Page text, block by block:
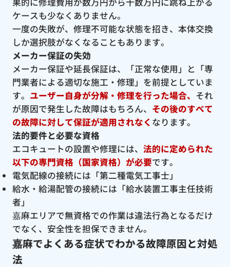
ケースも少なくありません。
一度の失敗が、修理不可能な状態を招き、本体交換
しか選択肢がなくなることもあります。
メーカー保証の失効
メーカー保証や延長保証は、「正常な使用」と「専
門業者による適切な施工・修理」を前提としていま
す。 ユーザー自身が分解・修理を行った場合、 それ
が原因で発生した故障はもちろん、 その後のすべて
の故障に対して保証が適用されなく なります。
法的要件と必要な資格
エコキュートの設置や修理には、 法的に定められた
以下の専門資格（国家資格）が必要です。
電気配線の接続には「第二種電気工事士」
給水・給湯配管の接続には「給水装置工事主任技術
者」
嘉麻エリアで無資格での作業は違法行為となるだけ
でなく、安全性を担保できません。
嘉麻でよくある症状でわかる故障原因と対処
法